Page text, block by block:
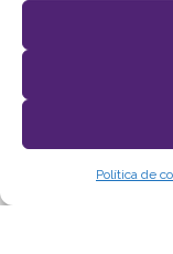
Política de